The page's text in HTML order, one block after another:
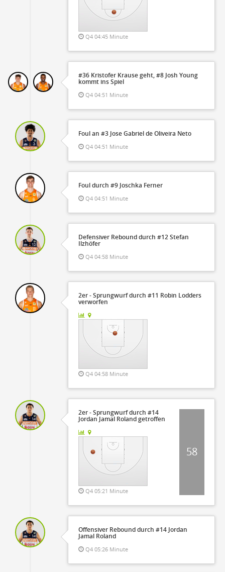
Q4 04:45 Minute
#36 Kristofer Krause geht, #8 Josh Young
kommt ins Spiel
Q4 04:51 Minute
Foul an #3 Jose Gabriel de Oliveira Neto
Q4 04:51 Minute
Foul durch #9 Joschka Ferner
Q4 04:51 Minute
Defensiver Rebound durch #12 Stefan
Ilzhöfer
Q4 04:58 Minute
2er - Sprungwurf durch #11 Robin Lodders
verworfen
Q4 04:58 Minute
2er - Sprungwurf durch #14
Jordan Jamal Roland getroffen
Q4 05:21 Minute
58
Offensiver Rebound durch #14 Jordan
Jamal Roland
Q4 05:26 Minute